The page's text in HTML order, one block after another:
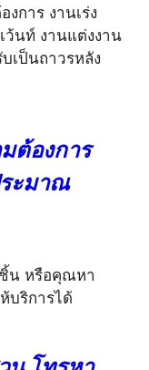
การ งานเร่ง
ว้นท์ งานแต่งงาน
เป็นถาวรหลัง
ต้องการ
ะมาณ
ชิ้น หรือคุณหา
บริการได้